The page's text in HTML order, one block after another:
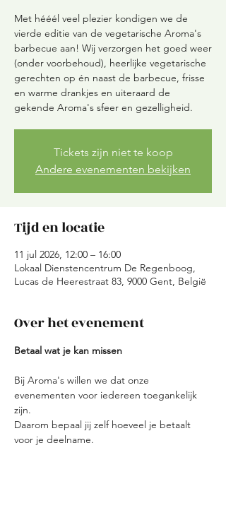
Met hééél veel plezier kondigen we de
vierde editie van de vegetarische Aroma's
barbecue aan! Wij verzorgen het goed weer
(onder voorbehoud), heerlijke vegetarische
gerechten op én naast de barbecue, frisse
en warme drankjes en uiteraard de
gekende Aroma's sfeer en gezelligheid.
Tickets zijn niet te koop
Andere evenementen bekijken
Tijd en locatie
11 jul 2026, 12:00 – 16:00
Lokaal Dienstencentrum De Regenboog,
Lucas de Heerestraat 83, 9000 Gent, België
Over het evenement
Betaal wat je kan missen
Bij Aroma's willen we dat onze
evenementen voor iedereen toegankelijk
zijn.
Daarom bepaal jij zelf hoeveel je betaalt
voor je deelname.